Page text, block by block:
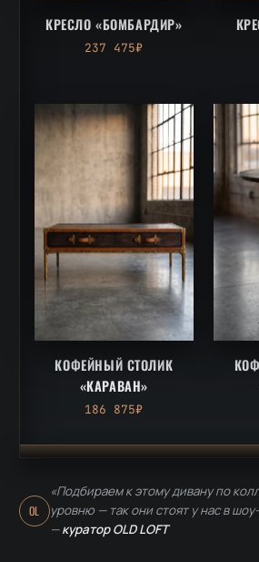
КРЕСЛО «БОМБАРДИР»
237 475₽
КОФЕЙНЫЙ СТОЛИК
«КАРАВАН»
186 875₽
OL
«Подбираем к этому дивану по
уровню — так они стоят у нас в
—куратор OLD LOFT